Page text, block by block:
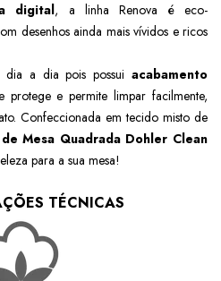
digital, a linha Renova é eco-
desenhos ainda mais vívidos e ricos
a dia pois possui acabamento
protege e permite limpar facilmente,
Confeccionada em tecido misto de
Mesa QuadradaDohler Clean
para a sua mesa!
TÉCNICAS